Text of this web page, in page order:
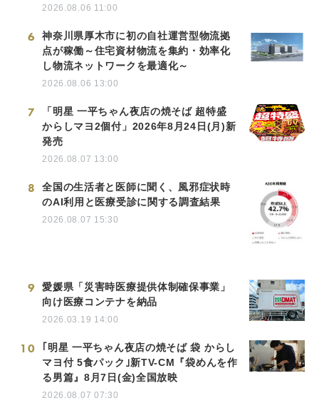
2026.08.06 11:00
6
神奈川県厚木市に初の自社運営型物流拠
点が稼働～住宅資材物流を集約・効率化
し物流ネットワークを最適化～
2026.08.06 13:00
7
「明星 一平ちゃん夜店の焼そば 超特盛
からしマヨ2個付」2026年8月24日(月)新
発売
2026.08.07 13:00
8
全国の生活者と医師に聞く、風邪症状時
のAI利用と医療受診に関する調査結果
2026.08.07 15:30
9
愛媛県「災害時医療提供体制確保事業」
向け医療コンテナを納品
2026.03.19 14:00
10
｢明星 一平ちゃん夜店の焼そば 袋 からし
マヨ付 5食パック｣新TV-CM『袋めんを作
る男篇』8月7日(金)全国放映
2026.08.07 07:30